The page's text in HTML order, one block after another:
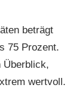
beträgt
75 Prozent.
Überblick,
wertvoll.